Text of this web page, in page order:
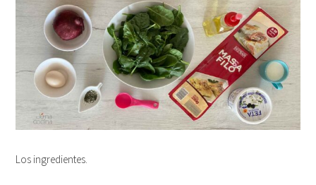
Los ingredientes.